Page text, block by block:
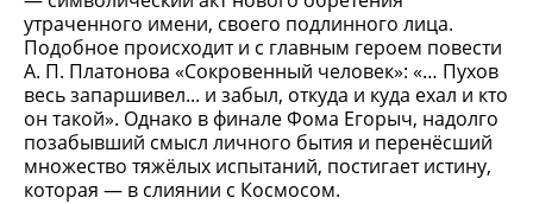
утраченного имени, своего подлинного лица.
Подобное происходит и с главным героем повести
А. П. Платонова «Сокровенный человек»: «… Пухов
весь запаршивел... и забыл, откуда и куда ехал и кто
он такой». Однако в финале Фома Егорыч, надолго
позабывший смысл личного бытия и перенёсший
множество тяжёлых испытаний, постигает истину,
которая — в слиянии с Космосом.